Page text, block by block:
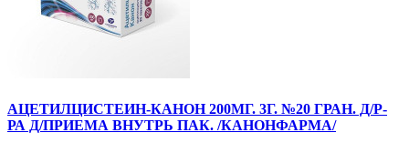
АЦЕТИЛЦИСТЕИН-КАНОН 200МГ. 3Г. №20 ГРАН. Д/Р-
РА Д/ПРИЕМА ВНУТРЬ ПАК. /КАНОНФАРМА/